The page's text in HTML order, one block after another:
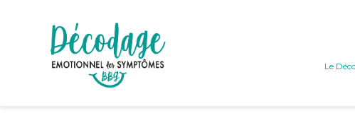
Le